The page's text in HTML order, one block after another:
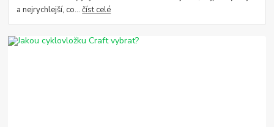
a nejrychlejší, co...číst celé